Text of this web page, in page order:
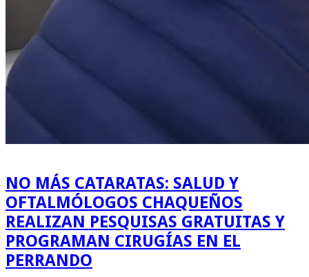
NO MÁS CATARATAS: SALUD Y
OFTALMÓLOGOS CHAQUEÑOS
REALIZAN PESQUISAS GRATUITAS Y
PROGRAMAN CIRUGÍAS EN EL
PERRANDO